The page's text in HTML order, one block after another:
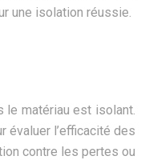
une isolation réussie.
le matériau est isolant.
évaluer l’efficacité des
contre les pertes ou